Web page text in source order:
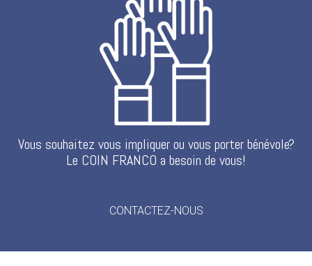
Vous souhaitez vous impliquer ou vous porter bénévole?
Le COIN FRANCO a besoin de vous!
CONTACTEZ-NOUS